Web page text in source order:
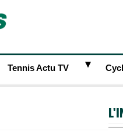
Tennis Actu TV ►